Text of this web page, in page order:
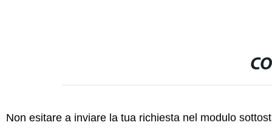
Non esitare a inviare la tua richiesta nel modulo